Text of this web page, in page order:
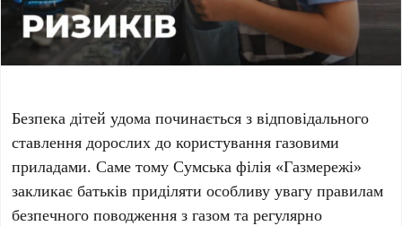
Безпека дітей удома починається з відповідального
ставлення дорослих до користування газовими
приладами. Саме тому Сумська філія «Газмережі»
закликає батьків приділяти особливу увагу правилам
безпечного поводження з газом та регулярно